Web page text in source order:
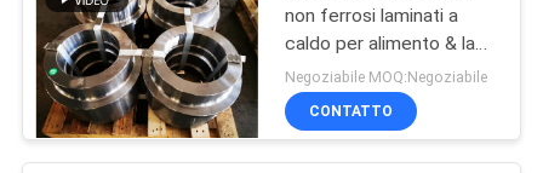
non ferrosi laminati a
caldo per alimento & la
bevanda Indutry
Negoziabile MOQ:Negoziabile
CONTATTO